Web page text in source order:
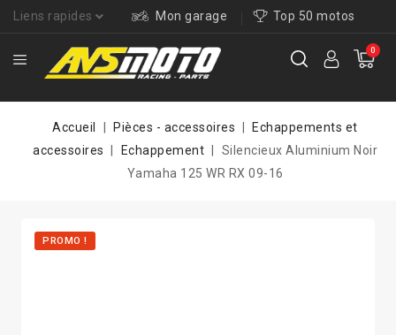
Liens rapides Mon garage Top 50 motos
0
Accueil Pièces - accessoires
Echappements et
accessoires
Echappement
Silencieux Aluminium Noir
Yamaha 125 WR RX 09-16
PROMO !